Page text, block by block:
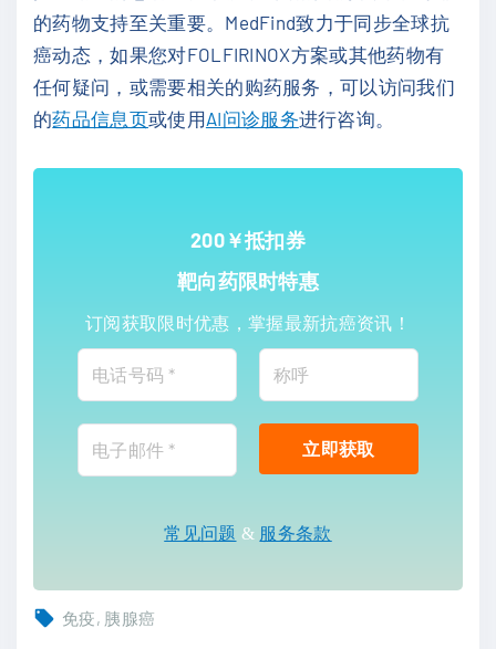
的药物支持至关重要。MedFind致力于同步全球抗
癌动态，如果您对FOLFIRINOX方案或其他药物有
任何疑问，或需要相关的购药服务，可以访问我们
的药品信息页或使用AI问诊服务进行咨询。
200￥抵扣券
靶向药限时特惠
订阅获取限时优惠，掌握最新抗癌资讯！
常见问题 & 服务条款
免疫 胰腺癌